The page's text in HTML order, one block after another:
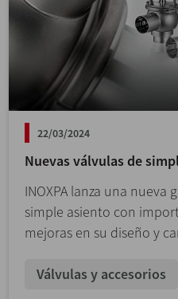
22/03/2024
Nuevas válvulas de
INOXPA lanza una nueva
simple asiento con
mejoras en su diseño y
Válvulas y accesorios